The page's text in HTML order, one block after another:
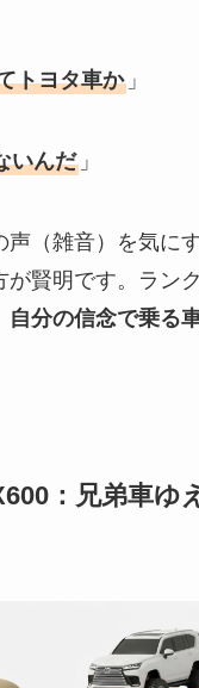
トヨタ車か」
いんだ」
声（雑音）を気に
が賢明です。ラン
自分の信念で乗る
：兄弟車ゆ